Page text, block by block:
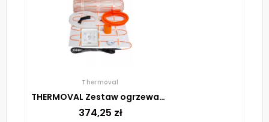
Thermoval
THERMOVAL Zestaw ogrzewania podłogowego – mata TV TO 1m² 170W/m² regulator TT 16 biały
374,25 zł